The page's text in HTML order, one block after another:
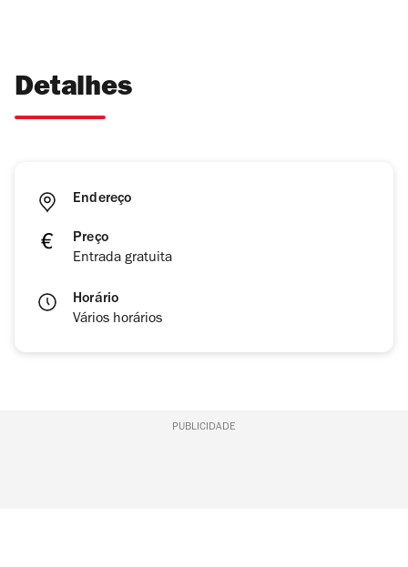
Detalhes
Endereço
Preço
Entrada gratuita
Horário
Vários horários
PUBLICIDADE